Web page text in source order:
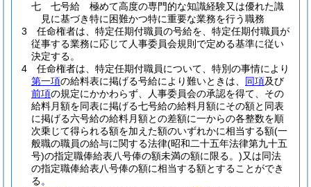
七
七号給 極めて高度の専門的な知識経験又は優れた識
見に基づき特に困難かつ特に重要な業務を行う職務
3
任命権者は、特定任期付職員の号給を、特定任期付職員が
従事する業務に応じて人事委員会規則で定める基準に従い
決定する。
4
任命権者は、特定任期付職員について、特別の事情により
第一項の給料表に掲げる号給により難いときは、 同項及び
前項の規定にかかわらず、人事委員会の承認を得て、その
給料月額を同表に掲げる七号給の給料月額にその額と同表
に掲げる六号給の給料月額との差額に一からの各整数を順
次乗じて得られる額を加えた額のいずれかに相当する額(一
般職の職員の給与に関する法律(昭和二十五年法律第九十五
号)の指定職俸給表八号俸の額未満の額に限る。)又は同法
の指定職俸給表八号俸の額に相当する額とすることができ
る。